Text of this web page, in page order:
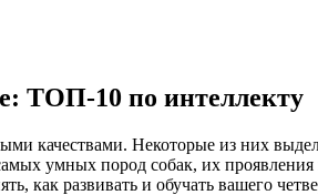
ТОП-10 по интеллекту
качествами. Некоторые из них
умных пород собак, их
как развивать и обучать вашего